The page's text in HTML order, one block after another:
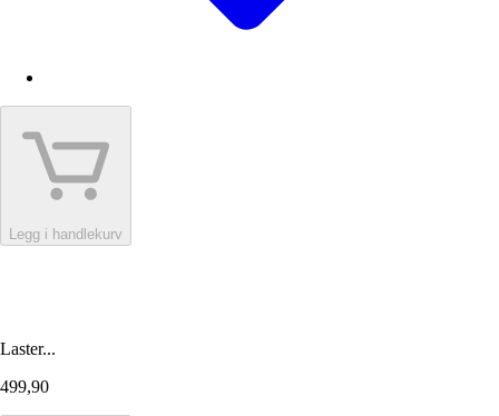
Legg i handlekurv
Laster...
499,90